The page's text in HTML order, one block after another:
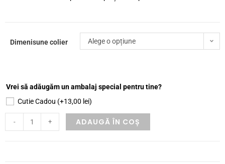
Dimenisune colier Alege o opțiune
Vrei să adăugăm un ambalaj special pentru tine?
Cutie Cadou (+13,00 lei)
- + ADAUGĂ ÎN COȘ